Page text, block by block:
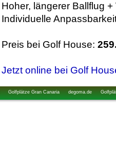
Hoher, längerer Ballflug
Individuelle
Preis bei Golf House:
Jetzt online bei Golf
Golfplätze Gran Canaria degoma.de